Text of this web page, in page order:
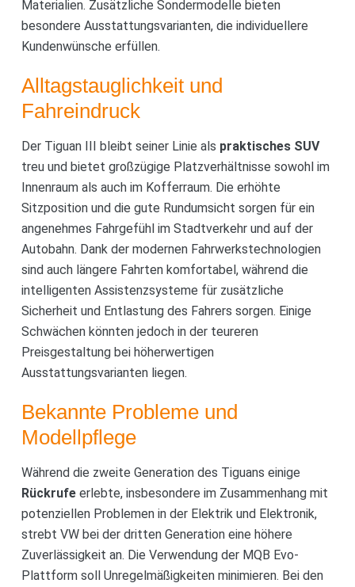
Materialien. Zusätzliche Sondermodelle bieten
besondere Ausstattungsvarianten, die individuellere
Kundenwünsche erfüllen.
Alltagstauglichkeit und
Fahreindruck
Der Tiguan III bleibt seiner Linie als praktisches SUV
treu und bietet großzügige Platzverhältnisse sowohl im
Innenraum als auch im Kofferraum. Die erhöhte
Sitzposition und die gute Rundumsicht sorgen für ein
angenehmes Fahrgefühl im Stadtverkehr und auf der
Autobahn. Dank der modernen Fahrwerkstechnologien
sind auch längere Fahrten komfortabel, während die
intelligenten Assistenzsysteme für zusätzliche
Sicherheit und Entlastung des Fahrers sorgen. Einige
Schwächen könnten jedoch in der teureren
Preisgestaltung bei höherwertigen
Ausstattungsvarianten liegen.
Bekannte Probleme und
Modellpflege
Während die zweite Generation des Tiguans einige
Rückrufeerlebte, insbesondere im Zusammenhang mit
potenziellen Problemen in der Elektrik und Elektronik,
strebt VW bei der dritten Generation eine höhere
Zuverlässigkeit an. Die Verwendung der MQB Evo-
Plattform soll Unregelmäßigkeiten minimieren. Bei den